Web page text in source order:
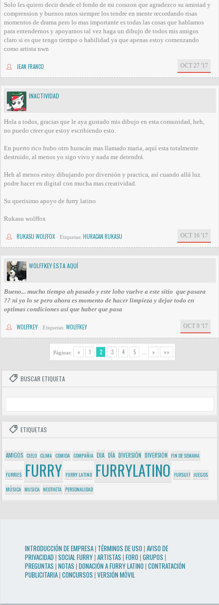
Solo les quiero decir desde el fondo de mi corazon que agradezco su amistad y
comprension y buenos ratos siempre los tendre en mente recordando risas
momentos de drama pero lo mas importante es todas las cosas que hablamos
para entendernos y apoyarnos tal vez haga un dibujo de todos mis amigos
claro si es que tengo tiempo o habilidad ya que apenas estoy comenzando
como artista nwn
JEAN FRANCO OCT 27 '17
INACTIVIDAD
Hola a todos, gracias que le aya gustado mis dibujo en esta comunidad, heh,
no puedo creer que estoy escribiendo esto.
En puerto rico hubo otro huracán mas llamado maria, aquí esta totalmente
destruido, al menos yo sigo vivo y nada me detendrá.
Heh al menos estoy dibujando por diversión y practica, así cuando allá luz
podre hacer en digital con mucha mas creatividad.
Su querisimo apoyo de furry latino
Rukasu wolffox
RUKASU WOLFFOX OCT 16 '17
· Etiquetas: HURACAN RUKASU
WOLFFKEY ESTA AQUÍ
Bueno... mucho tiempo ah pasado y este lobo vuelve a este sitio que pasara
?? ni yo lo se pero ahora es momento de hacer limpieza y dejar todo en
optimas condiciones asi que haber que pasa
WOLFFKEY OCT 9 '17
· Etiquetas: WOLFFKEY
Páginas: « 1 2 3 4 5 ... » »»
BUSCAR ETIQUETA
ETIQUETAS
AMIGOS CIELO CLIMA COMIDA COMPAÑIA DIA DÍA DIVERSIÓN DIVERSION FIN DE SEMANA
FURRIES FURRY FURRY LATINO FURRYLATINO FURSUIT JUEGOS
MÚSICA MUSICA NEOTHETA PERSONALIDAD
INTRODUCCIÓN DE EMPRESA| TÉRMINOS DE USO | AVISO DE
PRIVACIDAD | SOCIAL FURRY| ARTISTAS | FORO | GRUPOS |
PREGUNTAS | NOTAS | DONACIÓN A FURRY LATINO | CONTRATACIÓN
PUBLICITARIA| CONCURSOS | VERSIÓN MÓVIL